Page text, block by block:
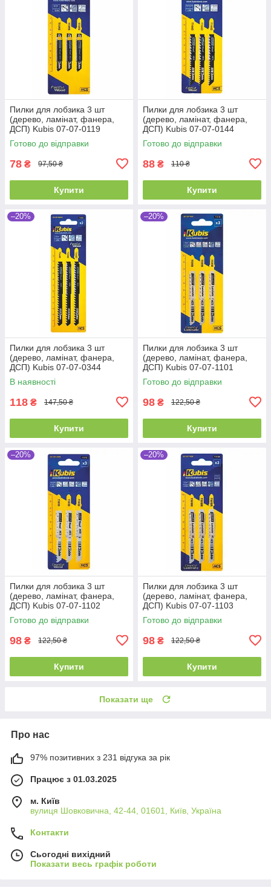
Пилки для лобзика 3 шт
(дерево, ламінат, фанера,
ДСП) Kubis 07-07-0119
Готово до відправки
78 ₴ 97,50 ₴
Купити
Пилки для лобзика 3 шт
(дерево, ламінат, фанера,
ДСП) Kubis 07-07-0144
Готово до відправки
88 ₴ 110 ₴
Купити
–20%
Пилки для лобзика 3 шт
(дерево, ламінат, фанера,
ДСП) Kubis 07-07-0344
В наявності
118 ₴ 147,50 ₴
Купити
–20%
Пилки для лобзика 3 шт
(дерево, ламінат, фанера,
ДСП) Kubis 07-07-1101
Готово до відправки
98 ₴ 122,50 ₴
Купити
–20%
Пилки для лобзика 3 шт
(дерево, ламінат, фанера,
ДСП) Kubis 07-07-1102
Готово до відправки
98 ₴ 122,50 ₴
Купити
–20%
Пилки для лобзика 3 шт
(дерево, ламінат, фанера,
ДСП) Kubis 07-07-1103
Готово до відправки
98 ₴ 122,50 ₴
Купити
Показати ще
Про нас
97% позитивних з 231 відгука за рік
Працює з 01.03.2025
м. Київ
вулиця Шовковична, 42-44, 01601, Київ, Україна
Контакти
Сьогодні вихідний
Показати весь графік роботи